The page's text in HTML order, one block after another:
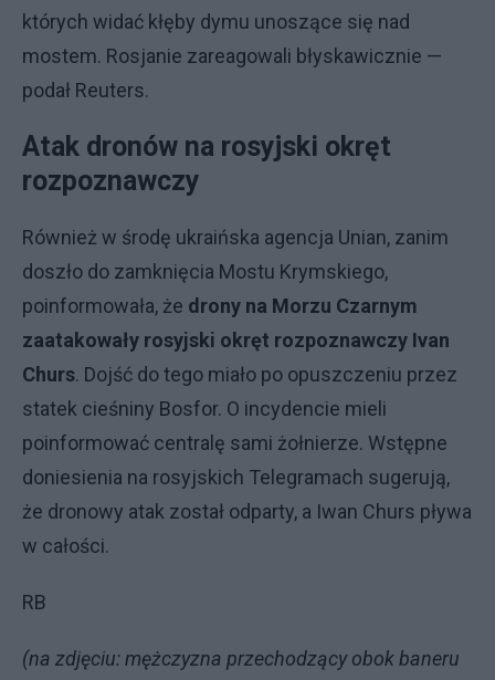
których widać kłęby dymu unoszące się nad
mostem. Rosjanie zareagowali błyskawicznie —
podał Reuters.
Atak dronów na rosyjski okręt
rozpoznawczy
Również w środę ukraińska agencja Unian, zanim
doszło do zamknięcia Mostu Krymskiego,
poinformowała, że drony na Morzu Czarnym
zaatakowały rosyjski okręt rozpoznawczy Ivan
Churs. Dojść do tego miało po opuszczeniu przez
statek cieśniny Bosfor. O incydencie mieli
poinformować centralę sami żołnierze. Wstępne
doniesienia na rosyjskich Telegramach sugerują,
że dronowy atak został odparty, a Iwan Churs pływa
w całości.
RB
(na zdjęciu: mężczyzna przechodzący obok baneru